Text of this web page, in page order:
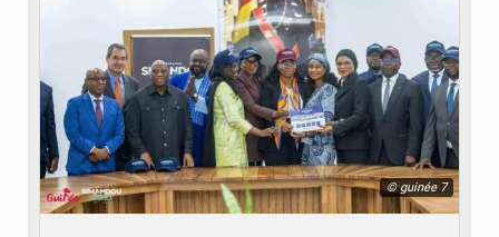
© guinée 7